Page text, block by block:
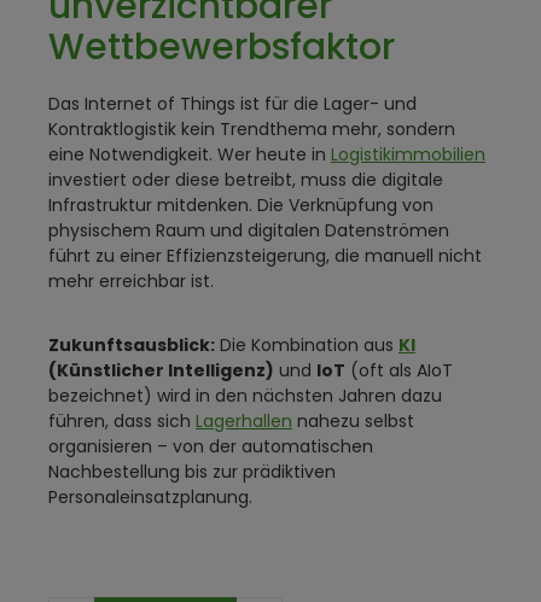
Wettbewerbsfaktor
Das Internet of Things ist für die Lager- und
Kontraktlogistik kein Trendthema mehr, sondern
eine Notwendigkeit. Wer heute in Logistikimmobilien
investiert oder diese betreibt, muss die digitale
Infrastruktur mitdenken. Die Verknüpfung von
physischem Raum und digitalen Datenströmen
führt zu einer Effizienzsteigerung, die manuell nicht
mehr erreichbar ist.
Zukunftsausblick: Die Kombination aus KI
(Künstlicher Intelligenz) und IoT (oft als AIoT
bezeichnet) wird in den nächsten Jahren dazu
führen, dass sich Lagerhallen nahezu selbst
organisieren – von der automatischen
Nachbestellung bis zur prädiktiven
Personaleinsatzplanung.